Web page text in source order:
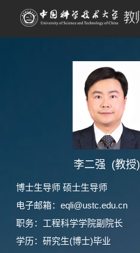
李二强 (教授)
博士生导师 硕士生导师
电子邮箱： eqli@ustc.edu.cn
职务：工程科学学院副院长
学历：研究生(博士)毕业